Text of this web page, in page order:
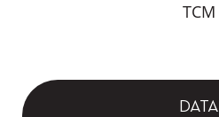
TCM
DATA